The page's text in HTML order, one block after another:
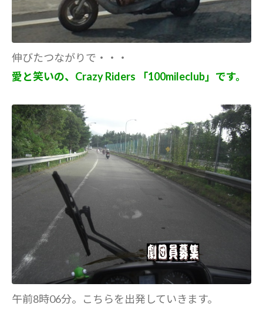
伸びたつながりで・・・
愛と笑いの、Crazy Riders 「100mileclub」です。
午前8時06分。こちらを出発していきます。